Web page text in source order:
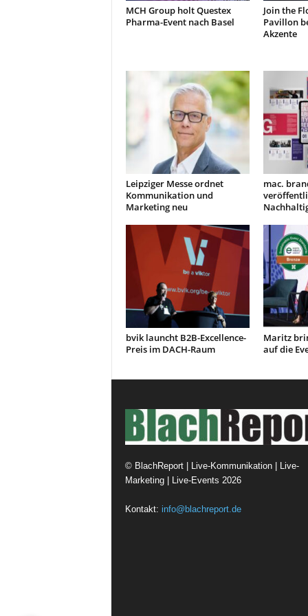
MCH Group holt Questex
Pharma-Event nach Basel
Join the
Pavillon
Akzente
Leipziger Messe ordnet
Kommunikation und
Marketing neu
mac.
bvik launcht B2B-Excellence-
Preis im DACH-Raum
Maritz
auf die
© BlachReport | Live-Kommunikation | Live-
Marketing | Live-Events 2026
Kontakt: info@blachreport.de